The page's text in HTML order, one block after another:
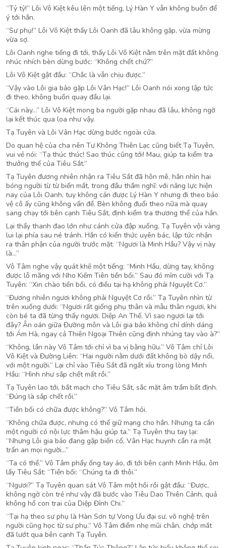
“Tỷ tỷ!” Lôi Vô Kiệt kêu lên một tiếng, Lý Hàn Y vẫn không buồn để
ý tới hắn.
“Sư phụ!” Lôi Vô Kiệt thấy Lôi Oanh đã lâu không gặp, vừa mừng
vừa sợ.
Lôi Oanh nghe tiếng đi tới, thấy Lôi Vô Kiệt nằm trên mặt đất không
nhúc nhích bèn dừng bước: “Không chết chứ?”
Lôi Vô Kiệt gật đầu: “Chắc là vẫn chịu được.”
“Vậy vào Lôi gia bảo gặp Lôi Vân Hạc!” Lôi Oanh nói xong lập tức
đi theo, không buồn quay đầu lại.
“Cái này…” Lôi Vô Kiệt mong ba người gặp nhau đã lâu, không ngờ
lại kết thúc qua loa như vậy.
Tạ Tuyên và Lôi Vân Hạc dừng bước ngoài cửa.
Do quan hệ của cha nên Tư Không Thiên Lạc cũng biết Tạ Tuyên,
vui vẻ nói: “Tạ thúc thúc! Sao thúc cũng tới! Mau, giúp ta kiểm tra
thưởng thế của Tiêu Sắt.”
Tạ Tuyên đương nhiên nhận ra Tiêu Sắt đã hôn mê, hắn nhìn hai
bóng người từ từ biến mất, trong đầu thầm nghĩ: với năng lực hiện
nay của Lôi Oanh, tuy không cản được Lý Hàn Y nhưng đi theo bảo
vệ cô ấy cũng không vấn đề. Bèn không đuổi theo nữa mà quay
sang chạy tới bên cạnh Tiêu Sắt, định kiểm tra thương thể của hắn.
Lại thấy thanh đao lớn như cánh cửa đập xuống, Tạ Tuyên vội vàng
lui lại phía sau né tránh. Hắn có kiến thức uyên bác, lập tức nhận
ra thân phận của người trước mặt: “Ngươi là Minh Hầu? Vậy vị này
là…”
Vô Tâm nghe vậy quát khẽ một tiếng: “Minh Hầu, dừng tay, không
được lỗ mãng với Nho Kiếm Tiên tiền bối.” Sau đó mỉm cười với Tạ
Tuyên: “Xin chào tiền bối, có điều tại hạ không phải Nguyệt Cơ.”
“Đương nhiên ngươi không phải Nguyệt Cơ rồi.” Tạ Tuyên nhìn từ
trên xuống dưới: “Ngươi rất giống phụ thân và mẫu thân ngươi, khi
còn bé ta đã từng thấy ngươi. Diệp An Thế. Vì sao ngươi lại tới
đây? Ân oán giữa Đường môn và Lôi gia bảo không chỉ dính dáng
tới Ám Hà, ngay cả Thiên Ngoại Thiên cũng định nhúng tay vào à?”
“Không, lần này Vô Tâm tới chỉ vì ba vị bằng hữu.” Vô Tâm chỉ Lôi
Vô Kiệt và Đường Liên: “Hai người nằm dưới đất không bò dậy nổi,
với một người.” Lại chỉ vào Tiêu Sắt đã ngất xỉu trong lòng Minh
Hầu: “Hình như sắp chết mất rồi.”
Tạ Tuyên lao tới, bắt mạch cho Tiêu Sắt, sắc mặt âm trầm bất định.
“Đúng là sắp chết rồi.”
“Tiền bối có chữa được không?” Vô Tâm hỏi.
“Không chữa được, nhưng có thể giữ mạng cho hắn. Nhưng ta cần
một người có nội lực thâm hậu giúp ta.” Tạ Tuyên thu tay lại:
“Nhưng Lôi gia bảo đang gặp biến cố, Vân Hạc huynh cần ra mặt
trấn an mọi người…”
“Ta có thể.” Vô Tâm phẩy ống tay áo, đi tới bên cạnh Minh Hầu, ôm
lấy Tiêu Sắt: “Tiền bối: “Chúng ta đi thôi.”
“Ngươi?” Tạ Tuyên quan sát Vô Tâm một hồi rồi gật đầu: “Được,
không ngờ còn trẻ như vậy đã bước vào Tiêu Dao Thiên Cảnh, quả
không hổ con trai của Diệp Đỉnh Chi.”
“Tại hạ theo sư phụ là Hàn Sơn tự Vong Ưu đại sư, võ nghệ trên
người cũng học từ sư phụ.” Vô Tâm điểm nhẹ mũi chân, chớp mắt
đã lướt qua bên cạnh Tạ Tuyên.